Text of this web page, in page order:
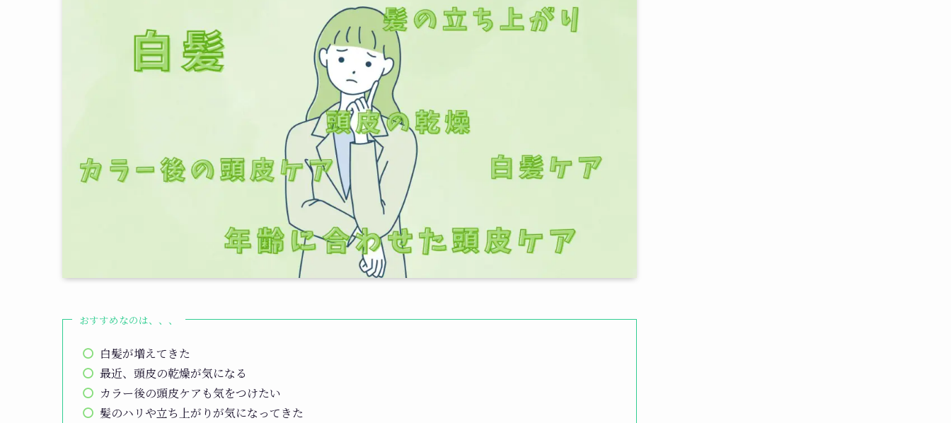
おすすめなのは、、、
白髪が増えてきた
最近、頭皮の乾燥が気になる
カラー後の頭皮ケアも気をつけたい
髪のハリや立ち上がりが気になってきた